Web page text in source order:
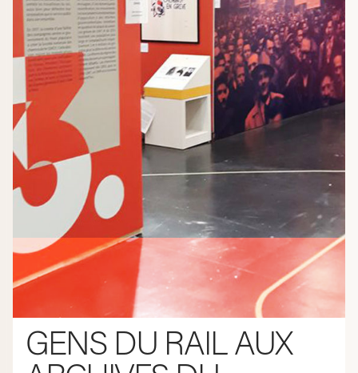
GENS DU RAIL AUX